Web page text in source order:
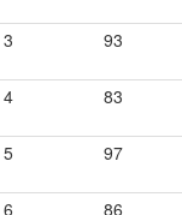
3 93
4 83
5 97
6 86